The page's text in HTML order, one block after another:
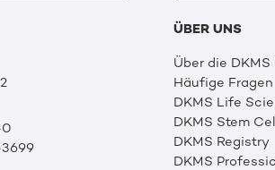
0
ÜBER UNS
Über die
Häufige Fragen
DKMS Life
DKMS Stem
DKMS Registry
DKMS